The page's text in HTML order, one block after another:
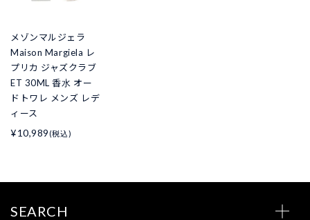
メゾンマルジェラ
Maison Margiela レ
プリカ ジャズクラブ
ET 30ML 香水 オー
ドトワレ メンズ レデ
ィース
¥10,989 (税込)
SEARCH